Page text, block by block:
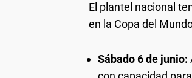
El plantel nacional
en la Copa del
Sábado 6 de junio: